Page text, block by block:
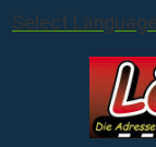
Select Language